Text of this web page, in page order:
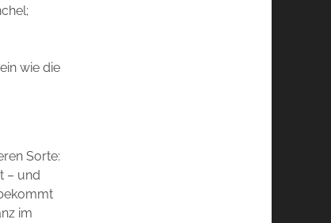
wie die
Sorte:
– und
im